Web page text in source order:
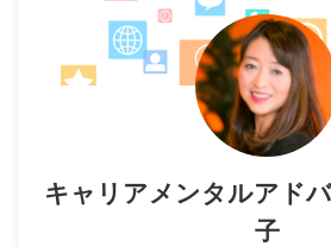
キャリアメンタルアド
子